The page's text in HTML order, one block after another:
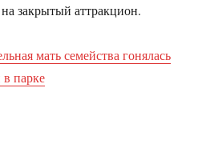
закрытый аттракцион.
мать семейства гонялась
в парке